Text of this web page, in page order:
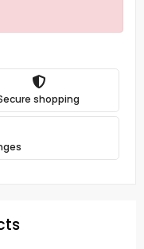
shopping